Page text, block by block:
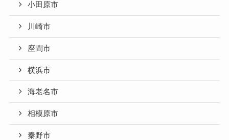
小田原市
川崎市
座間市
横浜市
海老名市
相模原市
秦野市